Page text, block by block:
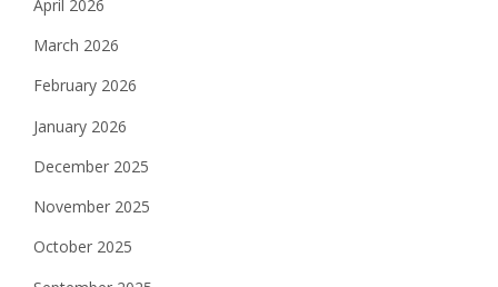
April 2026
March 2026
February 2026
January 2026
December 2025
November 2025
October 2025